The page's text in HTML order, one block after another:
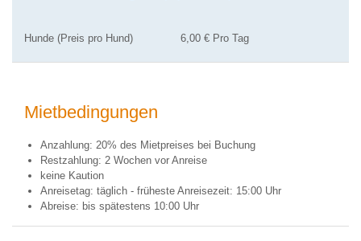
Hunde (Preis pro Hund) 6,00 € Pro Tag
Mietbedingungen
Anzahlung: 20% des Mietpreises bei Buchung
Restzahlung: 2 Wochen vor Anreise
keine Kaution
Anreisetag: täglich - früheste Anreisezeit: 15:00 Uhr
Abreise: bis spätestens 10:00 Uhr